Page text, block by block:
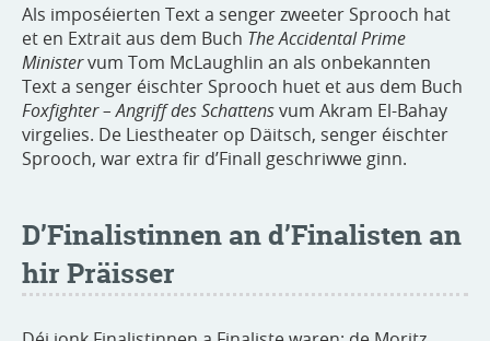
Als imposéierten Text a senger zweeter Sprooch hat
et en Extrait aus dem Buch The Accidental Prime
Ministervum Tom McLaughlin an als onbekannten
Text a senger éischter Sprooch huet et aus dem Buch
Foxfighter – Angriff des Schattensvum Akram El-Bahay
virgelies. De Liestheater op Däitsch, senger éischter
Sprooch, war extra fir d’Finall geschriwwe ginn.
D’Finalistinnen an d’Finalisten an
hir Präisser